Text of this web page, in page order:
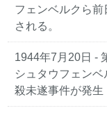
フェンベルクら前
される。
1944年7月20日 -
シュタウフェン
殺未遂事件が発生